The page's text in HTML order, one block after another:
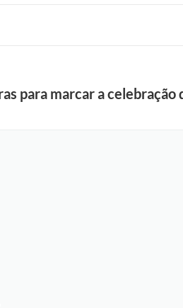
para marcar a celebração